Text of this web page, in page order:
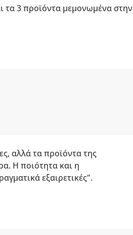
τα 3 προϊόντα μεμονωμένα στην
αλλά τα προϊόντα της
Η ποιότητα και η
εξαιρετικές".